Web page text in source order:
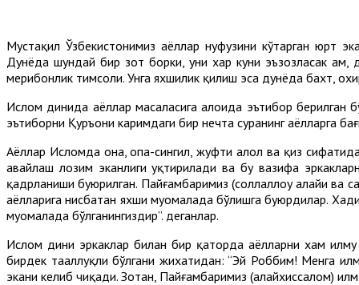
Мустақил Ўзбекистонимиз аёллар нуфузини кўтарган юрт
Дунёда шундай бир зот борки, уни хар куни эъзозласак
меҳрибонлик тимсоли. Унга яхшилик қилиш эса дунёда бахт,
Ислом динида аёллар масаласига алоҳида эътибор берилган
эътиборни Қуръони каримдаги бир нечта суранинг аёлларга
Аёллар Исломда она, опа-сингил, жуфти ҳалол ва қиз
авайлаш лозим эканлиги уқтирилади ва бу вазифа
қадрланиши буюрилган. Пайғамбаримиз (соллаллоҳу алайҳи
аёлларига нисбатан яхши муомалада бўлишга буюрдилар.
муомалада бўлганингиздир”. деганлар.
Ислом дини эркаклар билан бир қаторда аёлларни хам
бирдек тааллуқли бўлгани жихатидан: “Эй Роббим! Менга
экани келиб чиқади. Зотан, Пайғамбаримиз (алайхиссалом)